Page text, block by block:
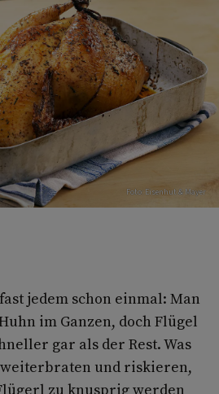
Foto: Eisenhut & Mayer
jedem schon einmal: Man
im Ganzen, doch Flügel
gar als der Rest. Was
weiterbraten und riskieren,
zu knusprig werden